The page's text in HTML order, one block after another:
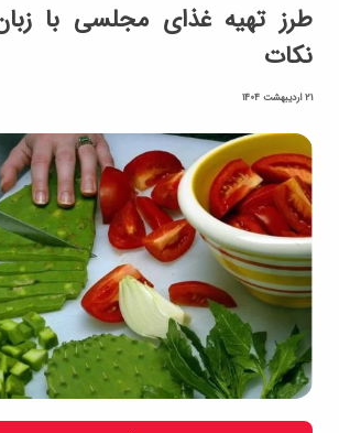
طرز تهیه غذای مجلسی با
نکات
21 اردیبهشت 1404